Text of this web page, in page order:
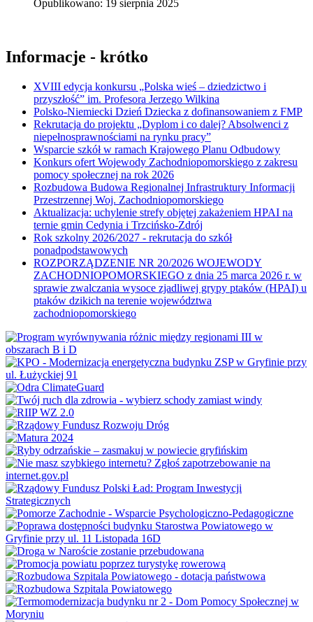
Opublikowano: 19 sierpnia 2025
Informacje - krótko
XVIII edycja konkursu „Polska wieś – dziedzictwo i
przyszłość” im. Profesora Jerzego Wilkina
Polsko-Niemiecki Dzień Dziecka z dofinansowaniem z FMP
Rekrutacja do projektu „Dyplom i co dalej? Absolwenci z
niepełnosprawnościami na rynku pracy”
Wsparcie szkół w ramach Krajowego Planu Odbudowy
Konkurs ofert Wojewody Zachodniopomorskiego z zakresu
pomocy społecznej na rok 2026
Rozbudowa Budowa Regionalnej Infrastruktury Informacji
Przestrzennej Woj. Zachodniopomorskiego
Aktualizacja: uchylenie strefy objętej zakażeniem HPAI na
ternie gmin Cedynia i Trzcińsko-Zdrój
Rok szkolny 2026/2027 - rekrutacja do szkół
ponadpodstawowych
ROZPORZĄDZENIE NR 20/2026 WOJEWODY
ZACHODNIOPOMORSKIEGO z dnia 25 marca 2026 r. w
sprawie zwalczania wysoce zjadliwej grypy ptaków (HPAI) u
ptaków dzikich na terenie województwa
zachodniopomorskiego